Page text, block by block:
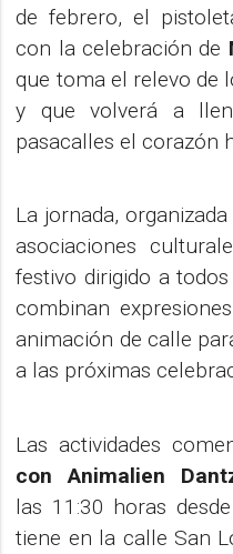
de febrero, el
con la celebración de
que toma el relevo de
y que volverá a
pasacalles el corazón
La jornada,
asociaciones
festivo dirigido a
combinan
animación de calle
a las próximas
Las actividades
con Animalien
las 11:30 horas
tiene en la calle San